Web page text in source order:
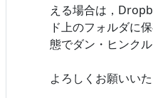
える場合は，
ド上のフォルダに
態でダン・ヒンク
よろしくお願いいた